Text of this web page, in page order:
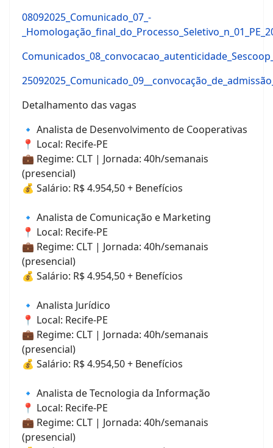
08092025_Comunicado_07_-
Detalhamento das vagas
🔹 Analista de Desenvolvimento de Cooperativas
📍 Local: Recife-PE
💼 Regime: CLT | Jornada: 40h/semanais
(presencial)
💰 Salário: R$ 4.954,50 + Benefícios
🔹 Analista de Comunicação e Marketing
📍 Local: Recife-PE
💼 Regime: CLT | Jornada: 40h/semanais
(presencial)
💰 Salário: R$ 4.954,50 + Benefícios
🔹 Analista Jurídico
📍 Local: Recife-PE
💼 Regime: CLT | Jornada: 40h/semanais
(presencial)
💰 Salário: R$ 4.954,50 + Benefícios
🔹 Analista de Tecnologia da Informação
📍 Local: Recife-PE
💼 Regime: CLT | Jornada: 40h/semanais
(presencial)